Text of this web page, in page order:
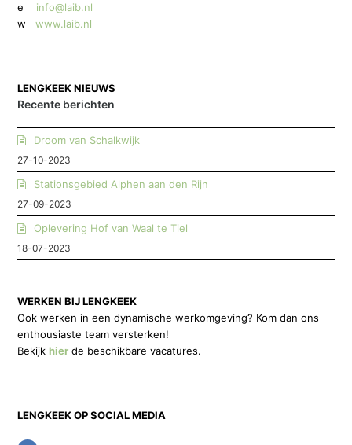
e info@laib.nl
w
www.laib.nl
LENGKEEK NIEUWS
Recente berichten
Droom van Schalkwijk
27-10-2023
Stationsgebied Alphen aan den Rijn
27-09-2023
Oplevering Hof van Waal te Tiel
18-07-2023
WERKEN BIJ LENGKEEK
Ook werken in een dynamische werkomgeving? Kom dan ons
enthousiaste team versterken!
Bekijkhier de beschikbare vacatures.
LENGKEEK OP SOCIAL MEDIA